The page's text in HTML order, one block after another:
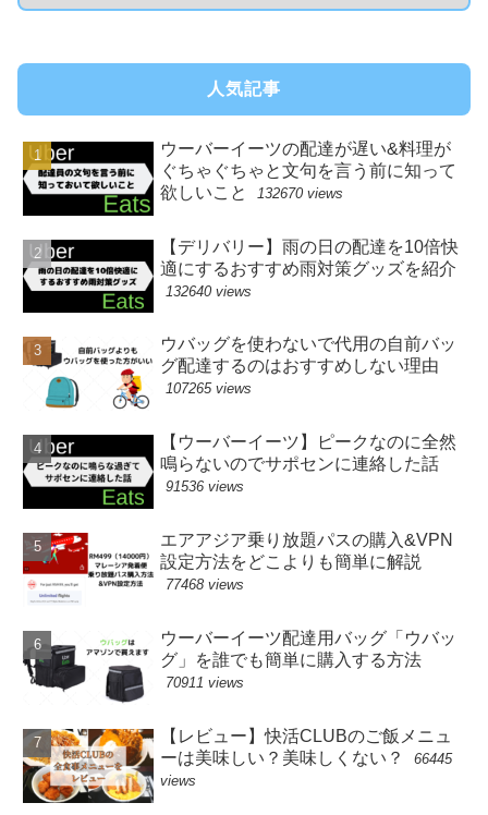
人気記事
ウーバーイーツの配達が遅い&料理が
ぐちゃぐちゃと文句を言う前に知って
欲しいこと
132670 views
【デリバリー】雨の日の配達を10倍快
適にするおすすめ雨対策グッズを紹介
132640 views
ウバッグを使わないで代用の自前バッ
グ配達するのはおすすめしない理由
107265 views
【ウーバーイーツ】ピークなのに全然
鳴らないのでサポセンに連絡した話
91536 views
エアアジア乗り放題パスの購入&VPN
設定方法をどこよりも簡単に解説
77468 views
ウーバーイーツ配達用バッグ「ウバッ
グ」を誰でも簡単に購入する方法
70911 views
【レビュー】快活CLUBのご飯メニュ
ーは美味しい？美味しくない？
66445
views